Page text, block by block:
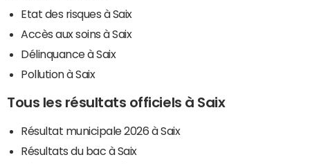
Etat des risques à Saix
Accès aux soins à Saix
Délinquance à Saix
Pollution à Saix
Tous les résultats officiels à Saix
Résultat municipale 2026 à Saix
Résultats du bac à Saix